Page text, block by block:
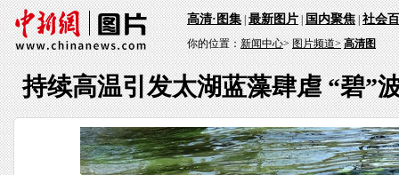
高清·图集|最新图片|国内聚焦|社会
你的位置：新闻中心>图片频道> 高清图
持续高温引发太湖蓝藻肆虐 “碧”